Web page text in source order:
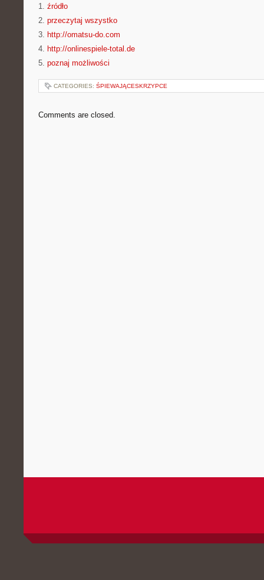
1. źródło
2. przeczytaj wszystko
3. http://omatsu-do.com
4. http://onlinespiele-total.de
5. poznaj możliwości
CATEGORIES: ŚPIEWAJĄCESKRZYPCE
Comments are closed.